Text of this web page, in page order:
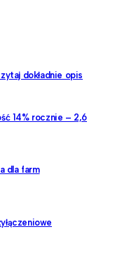
dokładnie opis
14% rocznie – 2,6
dla farm